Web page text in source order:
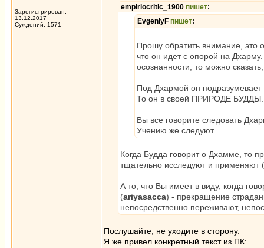
Зарегистрирован:
13.12.2017
Суждений: 1571
empiriocritic_1900 пишет:
EvgeniyF пишет:
Прошу обратить внимание, это
что он идет с опорой на
осознанности, то можно
Под Дхармой он
То он в своей ПРИРОДЕ БУДДЫ.
Вы все говорите следовать
Учению же следуют.
Когда Будда говорит о Дхамме, то
тщательно исследуют и применяют
А то, что Вы имеет в виду, когда
(ariyasacca) - прекращение
непосредственно переживают,
Послушайте, не уходите в сторону.
Я же привел конкретный текст из ПК: